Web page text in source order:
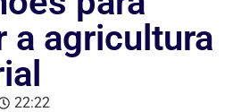
a agricultura
22:22